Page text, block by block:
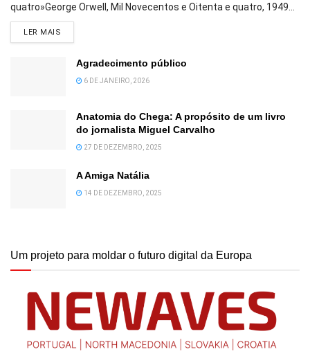
quatro»George Orwell, Mil Novecentos e Oitenta e quatro, 1949...
LER MAIS
Agradecimento público
6 DE JANEIRO, 2026
Anatomia do Chega: A propósito de um livro
do jornalista Miguel Carvalho
27 DE DEZEMBRO, 2025
A Amiga Natália
14 DE DEZEMBRO, 2025
Um projeto para moldar o futuro digital da Europa